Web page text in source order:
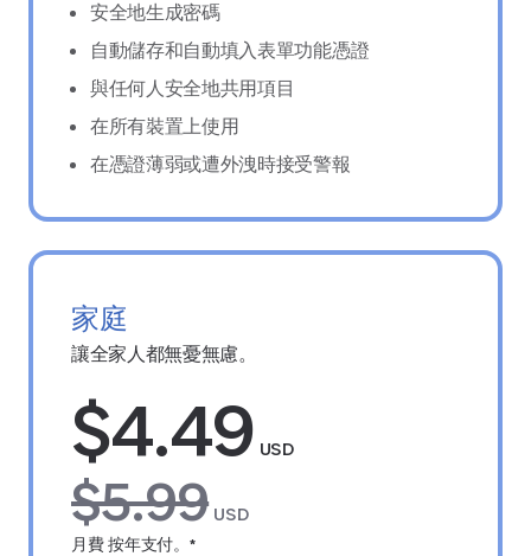
安全地生成密碼
自動儲存和自動填入表單功能憑證
與任何人安全地共用項目
在所有裝置上使用
在憑證薄弱或遭外洩時接受警報
家庭
讓全家人都無憂無慮。
$4.49 USD
$5.99 USD
月費 按年支付。*